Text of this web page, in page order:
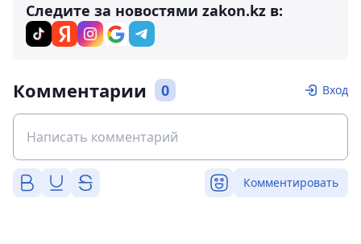
Следите за новостями zakon.kz в:
Комментарии 0 Вход
Комментировать